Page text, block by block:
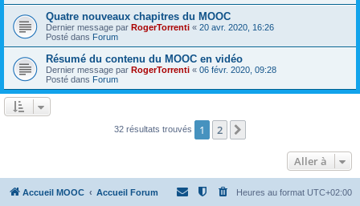
Quatre nouveaux chapitres du MOOC
Dernier message par RogerTorrenti « 20 avr. 2020, 16:26
Posté dans Forum
Résumé du contenu du MOOC en vidéo
Dernier message par RogerTorrenti « 06 févr. 2020, 09:28
Posté dans Forum
32 résultats trouvés 1 2
Aller à
Accueil MOOC Accueil Forum Heures au format UTC+02:00